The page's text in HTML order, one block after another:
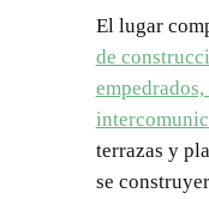
El lugar
de
terrazas y
se